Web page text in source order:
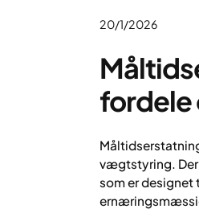
20/1/2026
fordele
vægtstyring. Der
som er designet